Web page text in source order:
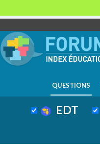
QUESTIONS
EDT